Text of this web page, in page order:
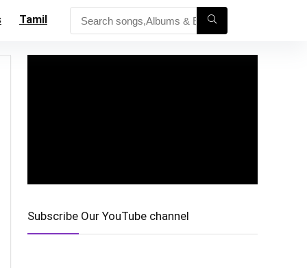
Tamil
Subscribe Our YouTube channel